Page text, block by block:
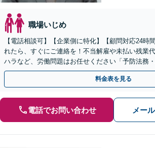
職場いじめ
【電話相談可】【企業側に特化】【顧問対応24時
れたら、すぐにご連絡を！不当解雇や未払い残業
ハラなど、労働問題はお任せください「予防法務
トラブルを未然に防ぐ」【英語・韓国語対応】
料金表を見る
電話でお問い合わせ メー